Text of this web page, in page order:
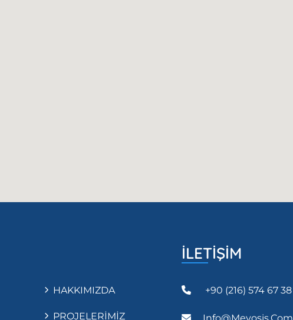
HAKKIMIZDA
PROJELERİMİZ
İLETİŞİM
+90 (216) 574 67 38